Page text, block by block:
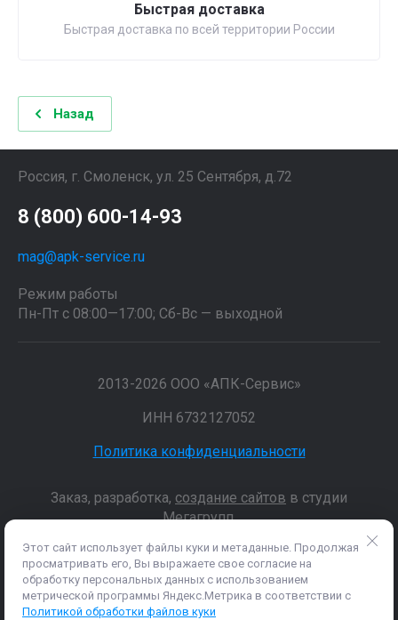
Быстрая доставка
Быстрая доставка по всей территории России
Назад
Россия, г. Смоленск, ул. 25 Сентября, д.72
8 (800) 600-14-93
mag@apk-service.ru
Режим работы
Пн-Пт с 08:00—17:00; Сб-Вс — выходной
2013-2026 ООО «АПК-Сервис»
ИНН 6732127052
Политика конфиденциальности
Заказ, разработка, создание сайтов в студии
Мегагрупп.
Данные о товарах и услугах, включая цены и технические
характеристики, представленные на сайте, не являются
публичной офертой, определяемой положениями Статьи 437 (2)
Этот сайт использует файлы куки и метаданные. Продолжая
просматривать его, Вы выражаете свое согласие на
обработку персональных данных с использованием
метрической программы Яндекс.Метрика в соответствии с
Политикой обработки файлов куки